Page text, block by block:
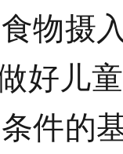
物摄
好儿
件的